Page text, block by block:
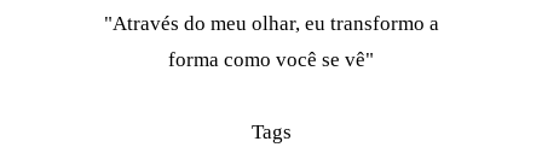
"Através do meu olhar, eu transformo a
forma como você se vê"
Tags